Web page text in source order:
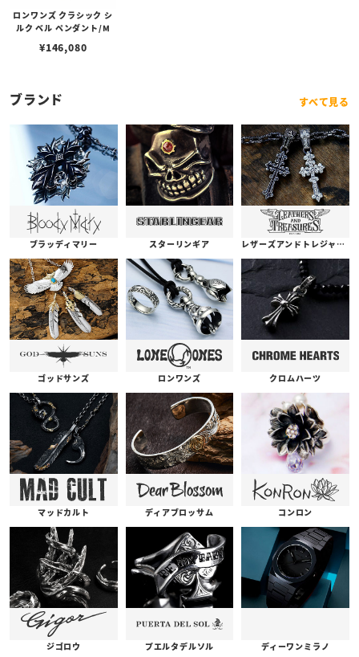
ロンワンズ クラシック シ
ルク ベル ペンダント/M
¥146,080
ブランド すべて見る
ブラッディマリー スターリンギア レザーズアンドトレジャーズ
ゴッドサンズ ロンワンズ クロムハーツ
マッドカルト ディアブロッサム コンロン
ジゴロウ プエルタデルソル ディーワンミラノ